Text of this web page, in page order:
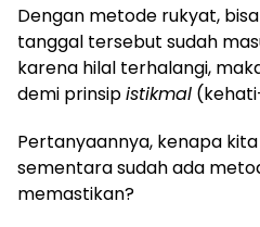
Dengan metode rukyat,
tanggal tersebut sudah
karena hilal terhalangi,
demi prinsipistikmal
Pertanyaannya, kenapa
sementara sudah ada
memastikan?